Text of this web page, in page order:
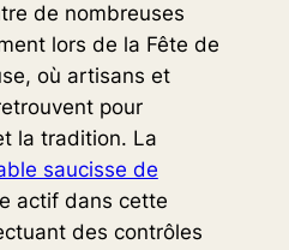
de nombreuses
lors de la Fête de
où artisans et
pour
la tradition. La
saucisse de
actif dans cette
des contrôles